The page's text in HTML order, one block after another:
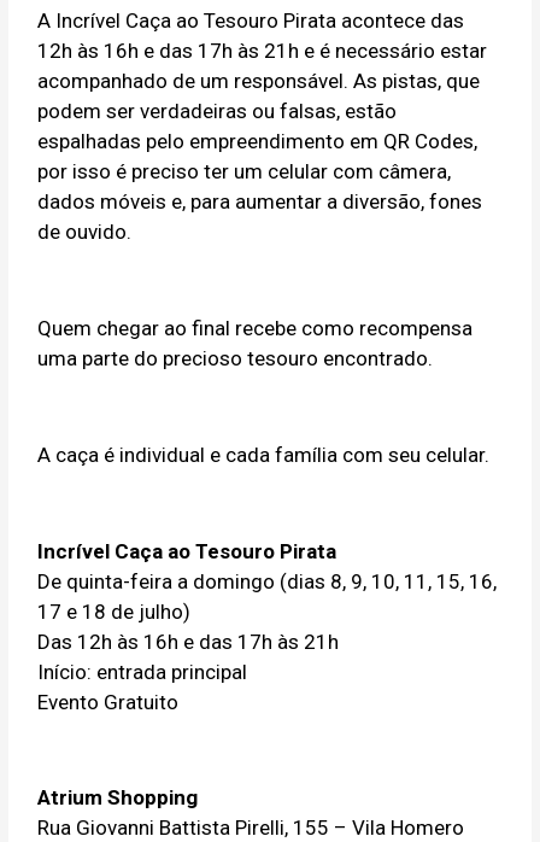
A Incrível Caça ao Tesouro Pirata acontece das
12h às 16h e das 17h às 21h e é necessário estar
acompanhado de um responsável. As pistas, que
podem ser verdadeiras ou falsas, estão
espalhadas pelo empreendimento em QR Codes,
por isso é preciso ter um celular com câmera,
dados móveis e, para aumentar a diversão, fones
de ouvido.
Quem chegar ao final recebe como recompensa
uma parte do precioso tesouro encontrado.
A caça é individual e cada família com seu celular.
Incrível Caça ao Tesouro Pirata
De quinta-feira a domingo (dias 8, 9, 10, 11, 15, 16,
17 e 18 de julho)
Das 12h às 16h e das 17h às 21h
Início: entrada principal
Evento Gratuito
Atrium Shopping
Rua Giovanni Battista Pirelli, 155 – Vila Homero